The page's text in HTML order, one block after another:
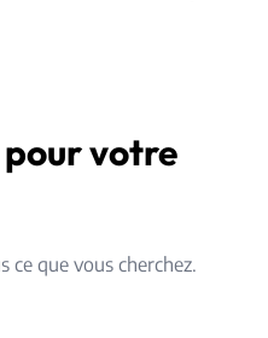
votre
ce que vous cherchez.